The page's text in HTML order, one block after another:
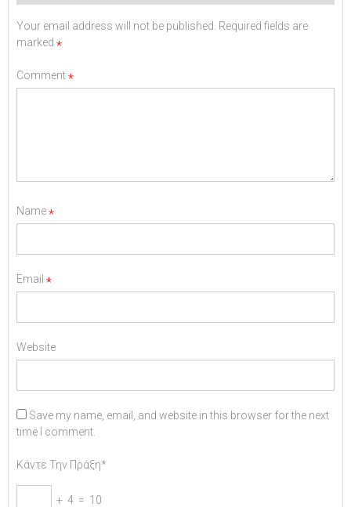
Your email address will not be published.
Required fields are
marked *
Comment*
Name*
Email *
Website
Save my name, email, and website in this browser for the next
time I comment.
Κάντε Την Πράξη*
+ 4 = 10